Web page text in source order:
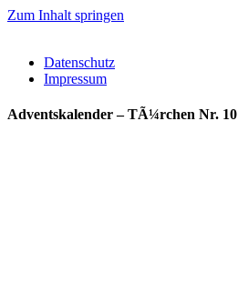
Zum Inhalt springen
Datenschutz
Impressum
Adventskalender – TÃ¼rchen Nr. 10